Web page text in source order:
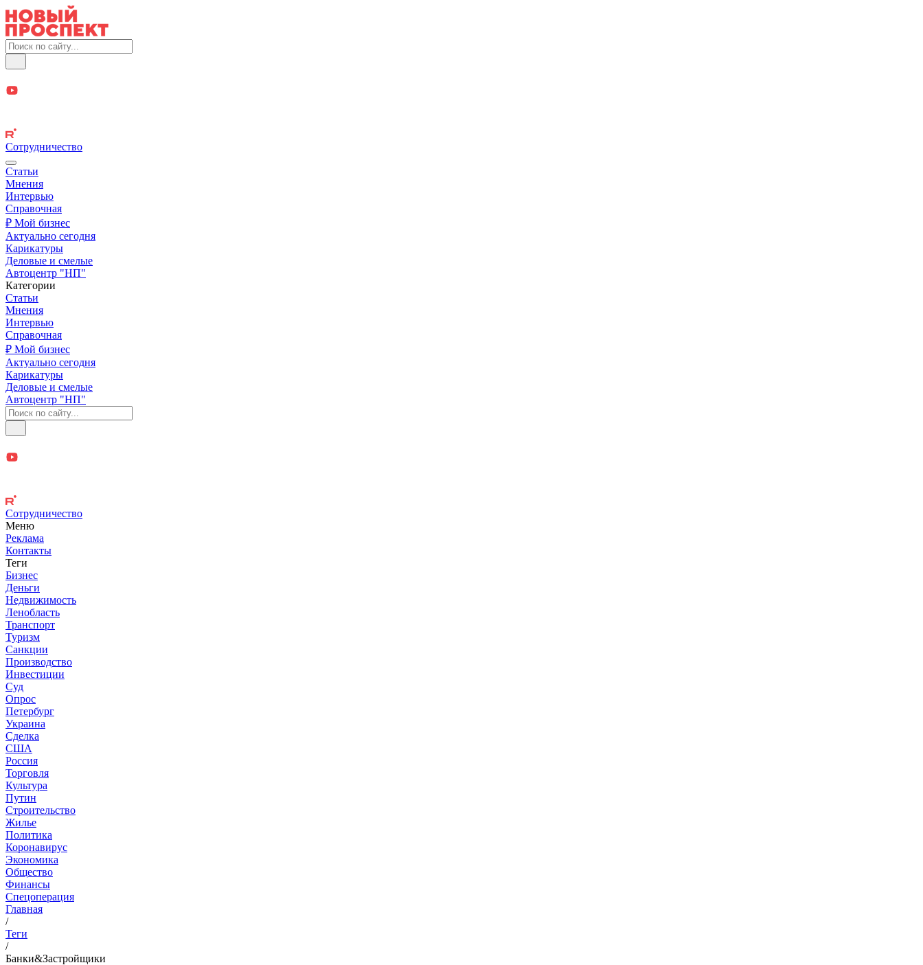
Сотрудничество
Статьи
Мнения
Интервью
Справочная
₽ Мой бизнес
Актуально сегодня
Карикатуры
Деловые и смелые
Автоцентр "НП"
Категории
Статьи
Мнения
Интервью
Справочная
₽ Мой бизнес
Актуально сегодня
Карикатуры
Деловые и смелые
Автоцентр "НП"
Сотрудничество
Меню
Реклама
Контакты
Теги
Бизнес
Деньги
Недвижимость
Ленобласть
Транспорт
Туризм
Санкции
Производство
Инвестиции
Суд
Опрос
Петербург
Украина
Сделка
США
Россия
Торговля
Культура
Путин
Строительство
Жилье
Политика
Коронавирус
Экономика
Общество
Финансы
Спецоперация
Главная
/
Теги
/
Банки&Застройщики